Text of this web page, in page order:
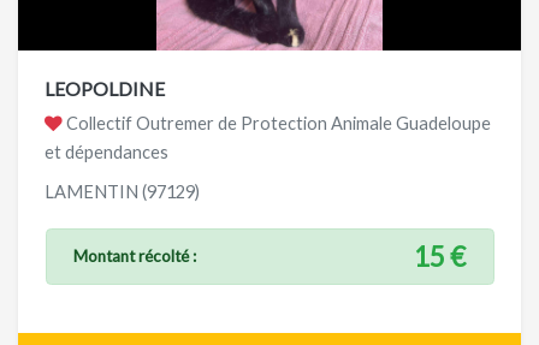
LEOPOLDINE
Collectif Outremer de Protection Animale Guadeloupe
et dépendances
LAMENTIN (97129)
Montant récolté : 15 €